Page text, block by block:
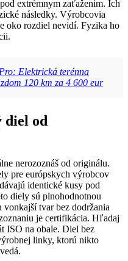
extrémnym zaťažením. Ich
následky. Výrobcovia
oko rozdiel nevidí. Fyzika ho
Elektrická terénna
120 km za 4 600 eur
diel od
nerozoznáš od originálu.
pre európskych výrobcov
identické kusy pod
diely sú plnohodnotnou
tvar bez dodržania
je certifikácia. Hľadaj
ISO na obale. Diel bez
linky, ktorú nikto